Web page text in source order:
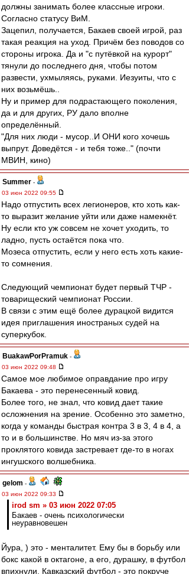
должны занимать более классные игроки.
Согласно статусу ВиМ.
Зацепил, получается, Бакаев своей игрой, раз
такая реакция на уход. Причём без поводов со
стороны игрока. Да и "с путёвкой на курорт"
тянули до последнего дня, чтобы потом
развести, ухмыляясь, руками. Иезуиты, что с
них возьмёшь..
Ну и пример для подрастающего поколения,
да и для других, РУ дало вполне
определённый.
"Для них люди - мусор..И ОНИ кого хочешь
выпрут. Доведётся - и тебя тоже.." (почти
МВИН, кино)
Summer -
03 июн 2022 09:55
Надо отпустить всех легионеров, кто хоть как-
то выразит желание уйти или даже намекнёт.
Ну если кто уж совсем не хочет уходить, то
ладно, пусть остаётся пока что.
Мозеса отпустить, если у него есть хоть какие-
то сомнения.
Следующий чемпионат будет первый ТЧР -
товарищеский чемпионат России.
В связи с этим ещё более дурацкой видится
идея приглашения иностраных судей на
суперкубок.
BuakawPorPramuk -
03 июн 2022 09:48
Самое мое любимое оправдание про игру
Бакаева - это перенесенный ковид.
Более того, не знал, что ковид дает такие
осложнения на зрение. Особенно это заметно,
когда у команды быстрая контра 3 в 3, 4 в 4, а
то и в большинстве. Но мяч из-за этого
проклятого ковида застревает где-то в ногах
ингушского волшебника.
gelom -
03 июн 2022 09:33
irod sm » 03 июн 2022 07:05
Бакаев - очень психологически
неуравновешен
Йура, ) это - менталитет. Ему бы в борьбу или
бокс какой в октагоне, а его, дурашку, в футбол
впихнули. Кавказский футбол - это покруче